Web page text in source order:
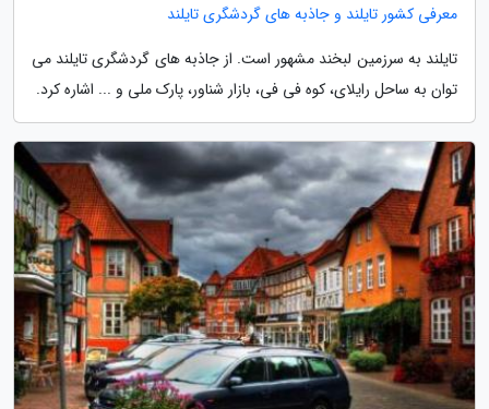
معرفی کشور تایلند و جاذبه های گردشگری تایلند
تایلند به سرزمین لبخند مشهور است. از جاذبه های گردشگری تایلند می
توان به ساحل رایلای، کوه فی فی، بازار شناور، پارک ملی و ... اشاره کرد.